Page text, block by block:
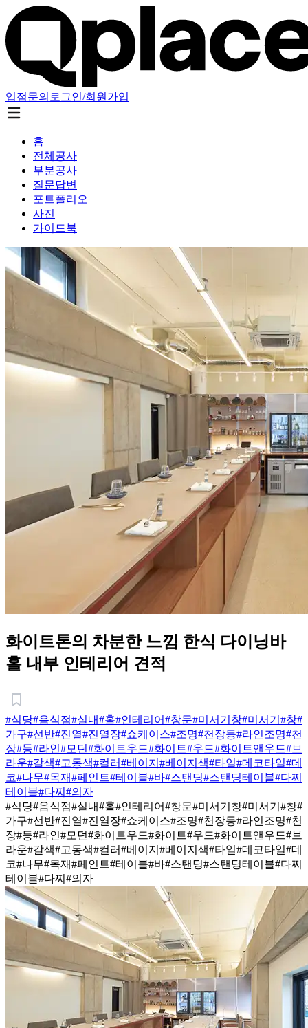
입점문의 로그인/회원가입
홈
전체공사
부분공사
질문답변
포트폴리오
사진
가이드북
화이트톤의 차분한 느낌 한식 다이닝바
홀 내부 인테리어 견적
#식당#음식점#실내#홀#인테리어#창문#미서기창#미서기 #창#
가구#선반#진열#진열장#쇼케이스#조명#천장등#라인조명#천
장#등#라인#모던#화이트우드#화이트#우드#화이트앤우드#브
라운#갈색#고동색#컬러#베이지 #베이지색#타일#데코타일#데
코#나무#목재#페인트#테이블#바#스탠딩#스탠딩테이블#다찌
테이블#다찌 #의자
#식당#음식점#실내#홀#인테리어#창문#미서기창#미서기 #창#
가구#선반#진열#진열장#쇼케이스#조명#천장등#라인조명#천
장#등#라인#모던#화이트우드#화이트#우드#화이트앤우드#브
라운#갈색#고동색#컬러#베이지 #베이지색#타일#데코타일#데
코#나무#목재#페인트#테이블#바#스탠딩#스탠딩테이블#다찌
테이블#다찌 #의자